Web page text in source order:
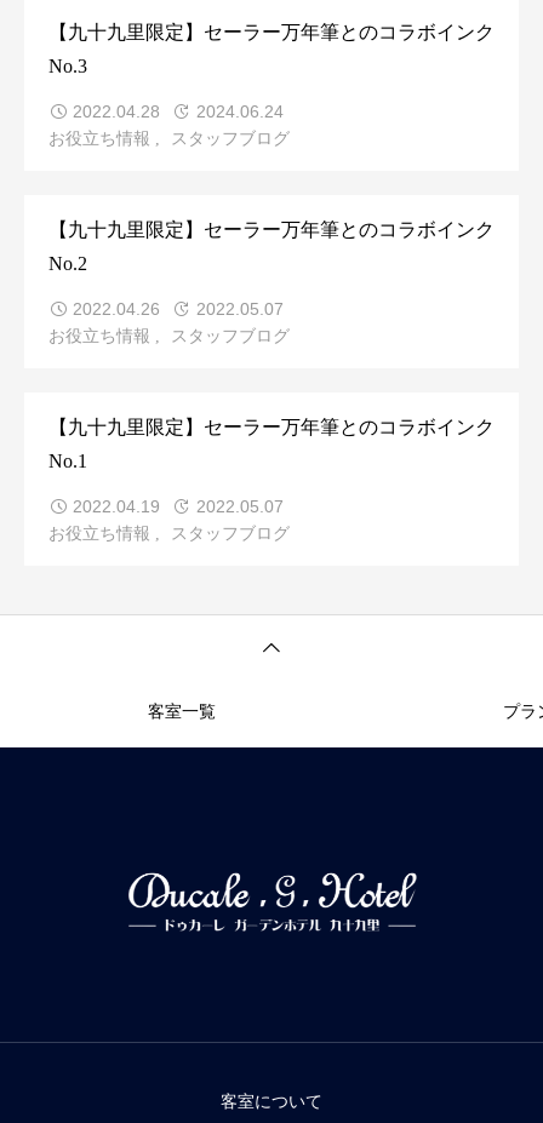
【九十九里限定】セーラー万年筆とのコラボインク
No.3
2022.04.28 2024.06.24
お役立ち情報 スタッフブログ
【九十九里限定】セーラー万年筆とのコラボインク
No.2
2022.04.26 2022.05.07
お役立ち情報 スタッフブログ
【九十九里限定】セーラー万年筆とのコラボインク
No.1
2022.04.19 2022.05.07
お役立ち情報 スタッフブログ
客室一覧 プラ
客室について